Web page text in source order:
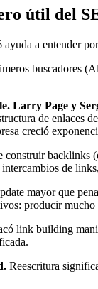
útil del
a entender
buscadores
Larry Page y
de enlaces
creció
construir backlinks
de
mayor que
producir
link building
Reescritura